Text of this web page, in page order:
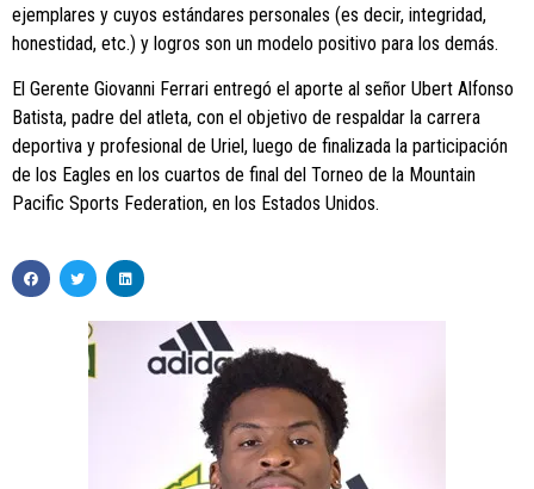
ejemplares y cuyos estándares personales (es decir, integridad,
honestidad, etc.) y logros son un modelo positivo para los demás.
El Gerente Giovanni Ferrari entregó el aporte al señor Ubert Alfonso
Batista, padre del atleta, con el objetivo de respaldar la carrera
deportiva y profesional de Uriel, luego de finalizada la participación
de los Eagles en los cuartos de final del Torneo de la Mountain
Pacific Sports Federation, en los Estados Unidos.